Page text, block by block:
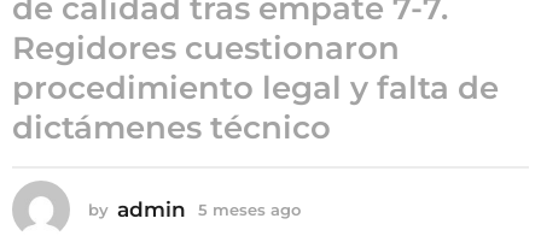
5
m
e
e
a
g
de calidad tras empate 7-7.
Regidores cuestionaron
procedimiento legal y falta de
dictámenes técnico
by admin 5 meses ago